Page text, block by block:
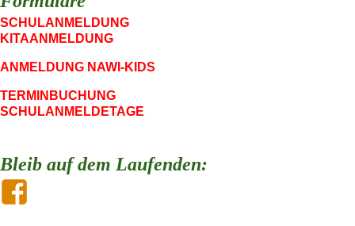
SCHULANMELDUNG
KITAANMELDUNG
ANMELDUNG NAWI-KIDS
TERMINBUCHUNG
SCHULANMELDETAGE
Bleib auf dem Laufenden: